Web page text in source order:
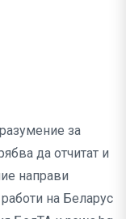
за
да отчитат и
направи
на Беларус